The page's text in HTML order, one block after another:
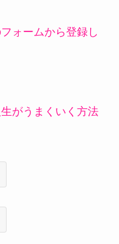
ォームから登録し
がうまくいく方法